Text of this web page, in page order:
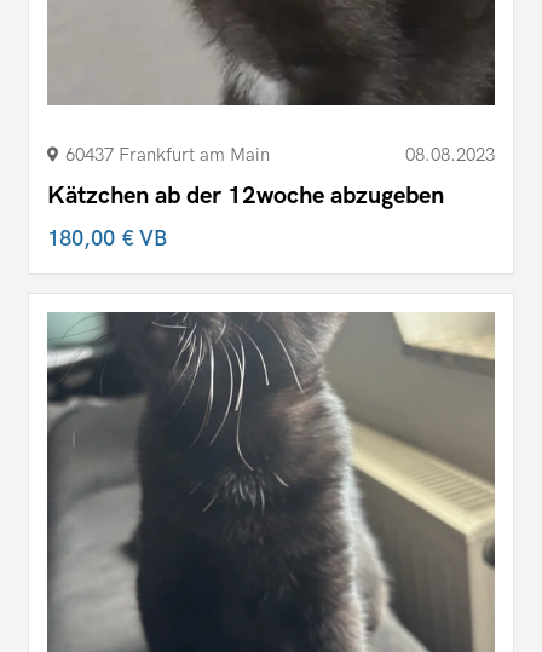
60437 Frankfurt am Main 08.08.2023
Kätzchen ab der 12woche abzugeben
180,00 €VB